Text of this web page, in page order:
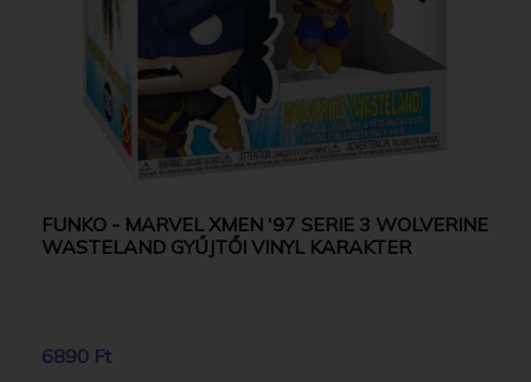
FUNKO - MARVEL XMEN '97 SERIE 3 WOLVERINE
WASTELAND GYŰJTŐI VINYL KARAKTER
6890 Ft